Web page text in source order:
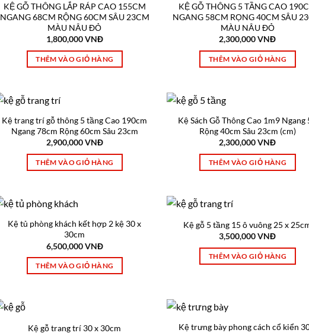
KỆ GỖ THÔNG LẮP RÁP CAO 155CM
NGANG 68CM RỘNG 60CM SÂU 23CM
MÀU NÂU ĐỎ
1,800,000VNĐ
THÊM VÀO GIỎ HÀNG
KỆ GỖ THÔNG 5 TẦNG CAO
NGANG 58CM RỌNG 40CM SÂU
MÀU NÂU ĐỎ
2,300,000VNĐ
THÊM VÀO GIỎ HÀNG
Kệ trang trí gỗ thông 5 tầng Cao 190cm
Ngang 78cm Rộng 60cm Sâu 23cm
2,900,000VNĐ
THÊM VÀO GIỎ HÀNG
Kệ Sách Gỗ Thông Cao 1m9 Ngang
Rộng 40cm Sâu 23cm (cm)
2,300,000VNĐ
THÊM VÀO GIỎ HÀNG
Kệ tủ phòng khách kết hợp 2 kệ 30 x
30cm
6,500,000VNĐ
THÊM VÀO GIỎ HÀNG
Kệ gỗ 5 tầng 15 ô vuông 25 x
3,500,000VNĐ
THÊM VÀO GIỎ HÀNG
Kệ gỗ trang trí 30 x 30cm
Kệ trưng bày phong cách cổ kiển